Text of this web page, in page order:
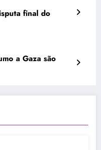
final do
a Gaza são